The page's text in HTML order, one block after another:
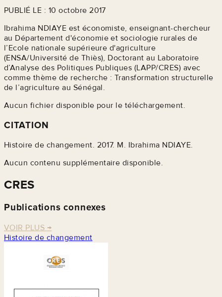
PUBLIÉ LE : 10 octobre 2017
Ibrahima NDIAYE est économiste, enseignant-chercheur
au Département d'économie et sociologie rurales de
l’Ecole nationale supérieure d'agriculture
(ENSA/Université de Thiès), Doctorant au Laboratoire
d’Analyse des Politiques Publiques (LAPP/CRES) avec
comme thème de recherche : Transformation structurelle
de l’agriculture au Sénégal.
Aucun fichier disponible pour le téléchargement.
CITATION
Histoire de changement. 2017. M. Ibrahima NDIAYE.
Aucun contenu supplémentaire disponible.
CRES
Publications connexes
VOIR PLUS →
Histoire de changement